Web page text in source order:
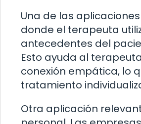
Una de las
donde el terapeuta
antecedentes del
Esto ayuda al
conexión empática, lo
tratamiento
Otra aplicación